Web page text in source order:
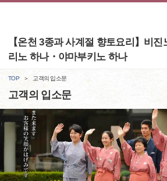
【온천 3종과 사계절 향토요리】비진
리노 하나・야마부키노 하나
TOP 고객의 입소문
고객의 입소문